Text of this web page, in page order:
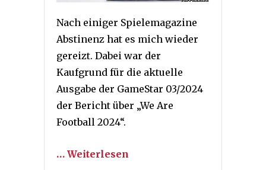
Nach einiger Spielemagazine
Abstinenz hat es mich wieder
gereizt. Dabei war der
Kaufgrund für die aktuelle
Ausgabe der GameStar 03/2024
der Bericht über „We Are
Football 2024“.
… Weiterlesen